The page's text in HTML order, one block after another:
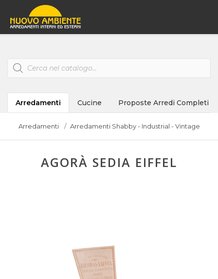
Products
search
Arredamenti Cucine Proposte Arredi Completi
Arredamenti Arredamenti Shabby - Industrial - Vintage
AGORÀ SEDIA EIFFEL